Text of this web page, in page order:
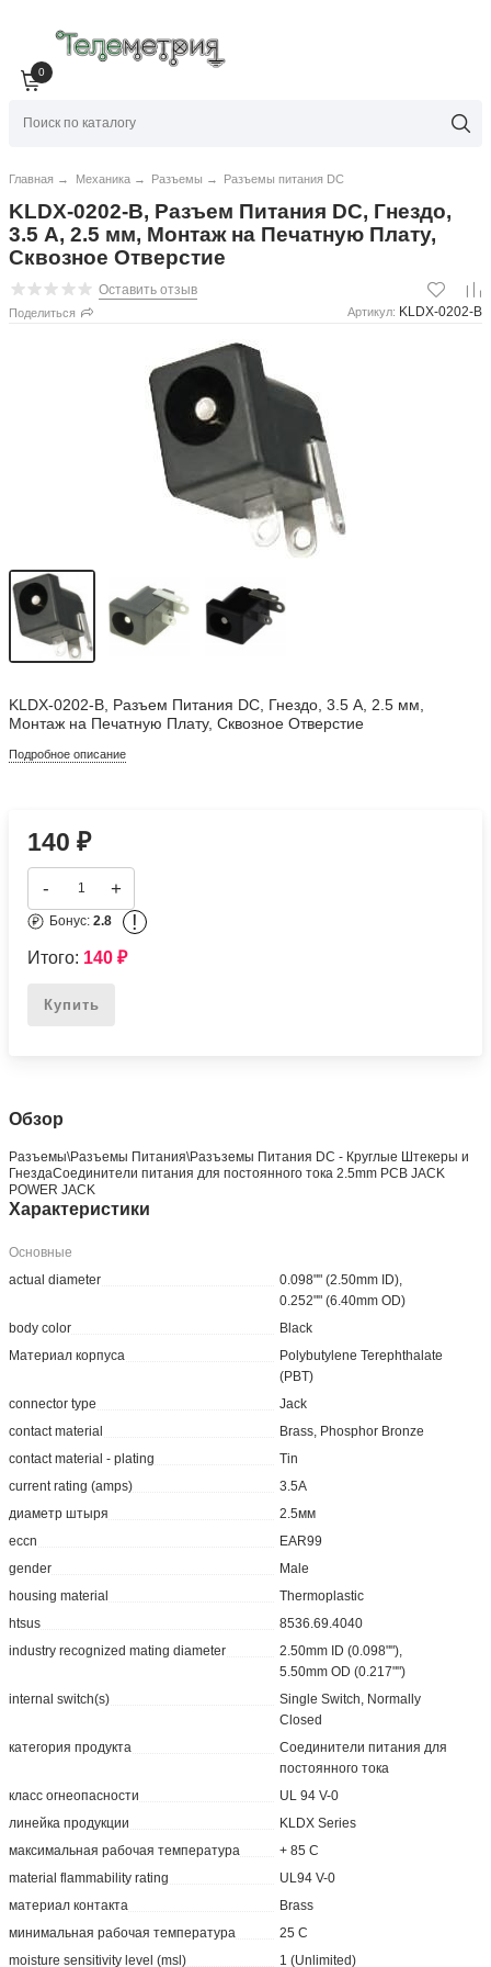
0
Главная → Механика → Разъемы → Разъемы питания DC
KLDX-0202-B, Разъем Питания DC, Гнездо,
3.5 А, 2.5 мм, Монтаж на Печатную Плату,
Сквозное Отверстие
Оставить отзыв
Поделиться Артикул: KLDX-0202-B
KLDX-0202-B, Разъем Питания DC, Гнездо, 3.5 А, 2.5 мм,
Монтаж на Печатную Плату, Сквозное Отверстие
Подробное описание
140₽
- +
Бонус:2.8 !
Итого: 140₽
Купить
Обзор
Разъемы\Разъемы Питания\Разъземы Питания DC - Круглые Штекеры и
ГнездаСоединители питания для постоянного тока 2.5mm PCB JACK
POWER JACK
Характеристики
Основные
actual diameter
0.098"" (2.50mm ID),
0.252"" (6.40mm OD)
body color
Black
Материал корпуса
Polybutylene Terephthalate
(PBT)
connector type
Jack
contact material
Brass, Phosphor Bronze
contact material - plating
Tin
current rating (amps)
3.5A
диаметр штыря
2.5мм
eccn
EAR99
gender
Male
housing material
Thermoplastic
htsus
8536.69.4040
industry recognized mating diameter
2.50mm ID (0.098""),
5.50mm OD (0.217"")
internal switch(s)
Single Switch, Normally
Closed
категория продукта
Соединители питания для
постоянного тока
класс огнеопасности
UL 94 V-0
линейка продукции
KLDX Series
максимальная рабочая температура
+ 85 C
material flammability rating
UL94 V-0
материал контакта
Brass
минимальная рабочая температура
25 C
moisture sensitivity level (msl)
1 (Unlimited)